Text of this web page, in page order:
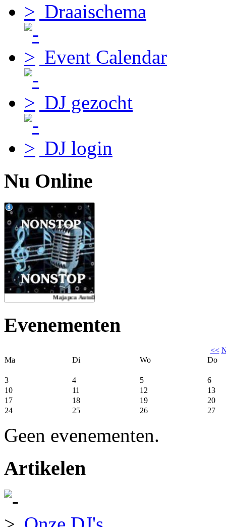
Draaischema
Event Calendar
DJ gezocht
DJ login
Nu Online
Evenementen
<<
Ma
Di Wo Do
3 4 5
6
10
11 12
13
17
18 19
20
24
25 26 27
Geen evenementen.
Artikelen